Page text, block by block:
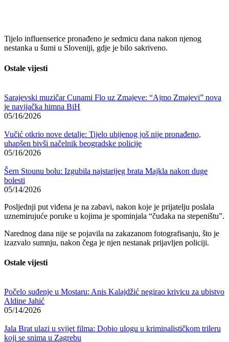
Tijelo influenserice pronađeno je sedmicu dana nakon njenog
nestanka u šumi u Sloveniji, gdje je bilo sakriveno.
Ostale vijesti
Sarajevski muzičar Cunami Flo uz Zmajeve: “Ajmo Zmajevi” nova
je navijačka himna BiH
05/16/2026
Vučić otkrio nove detalje: Tijelo ubijenog još nije pronađeno,
uhapšen bivši načelnik beogradske policije
05/16/2026
Šern Stounu bolu: Izgubila najstarijeg brata Majkla nakon duge
bolesti
05/14/2026
Posljednji put viđena je na zabavi, nakon koje je prijatelju poslala
uznemirujuće poruke u kojima je spominjala “čudaka na stepeništu”.
Narednog dana nije se pojavila na zakazanom fotografisanju, što je
izazvalo sumnju, nakon čega je njen nestanak prijavljen policiji.
Ostale vijesti
Počelo suđenje u Mostaru: Anis Kalajdžić negirao krivicu za ubistvo
Aldine Jahić
05/14/2026
Jala Brat ulazi u svijet filma: Dobio ulogu u kriminalističkom trileru
koji se snima u Zagrebu